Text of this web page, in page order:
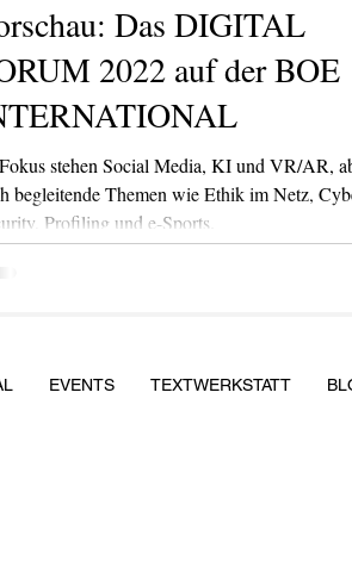
EVENTS TEXTWERKSTATT
Das DIGITAL
2022 auf der BOE
stehen Social Media, KI und VR/AR,
begleitende Themen wie Ethik im Netz,
Profiling und e-Sports.